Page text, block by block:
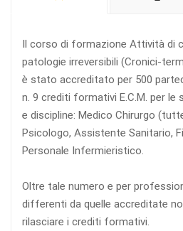
Il corso di formazione Attività di
patologie irreversibili (Cronici-
è stato accreditato per 500
n. 9 crediti formativi E.C.M. per le
e discipline: Medico Chirurgo
Psicologo, Assistente Sanitario,
Personale Infermieristico.
Oltre tale numero e per
differenti da quelle accreditate
rilasciare i crediti formativi.